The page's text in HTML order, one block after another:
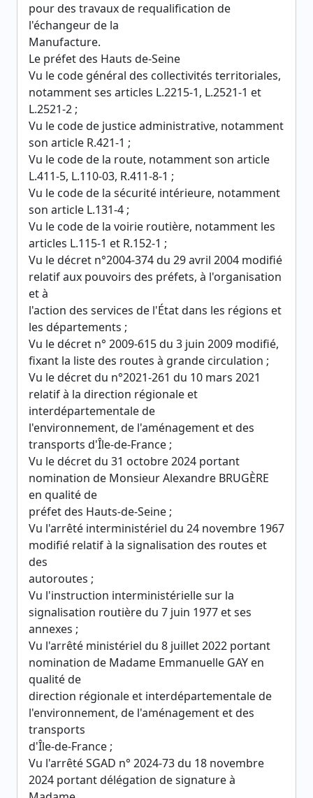
pour des travaux de requalification de
l'échangeur de la
Manufacture.
Le préfet des Hauts de-Seine
Vu le code général des collectivités territoriales,
notamment ses articles L.2215-1, L.2521-1 et
L.2521-2 ;
Vu le code de justice administrative, notamment
son article R.421-1 ;
Vu le code de la route, notamment son article
L.411-5, L.110-03, R.411-8-1 ;
Vu le code de la sécurité intérieure, notamment
son article L.131-4 ;
Vu le code de la voirie routière, notamment les
articles L.115-1 et R.152-1 ;
Vu le décret n°2004-374 du 29 avril 2004 modifié
relatif aux pouvoirs des préfets, à l'organisation
et à
l'action des services de l'État dans les régions et
les départements ;
Vu le décret n° 2009-615 du 3 juin 2009 modifié,
fixant la liste des routes à grande circulation ;
Vu le décret du n°2021-261 du 10 mars 2021
relatif à la direction régionale et
interdépartementale de
l'environnement, de l'aménagement et des
transports d'Île-de-France ;
Vu le décret du 31 octobre 2024 portant
nomination de Monsieur Alexandre BRUGÈRE
en qualité de
préfet des Hauts-de-Seine ;
Vu l'arrêté interministériel du 24 novembre 1967
modifié relatif à la signalisation des routes et
des
autoroutes ;
Vu l'instruction interministérielle sur la
signalisation routière du 7 juin 1977 et ses
annexes ;
Vu l'arrêté ministériel du 8 juillet 2022 portant
nomination de Madame Emmanuelle GAY en
qualité de
direction régionale et interdépartementale de
l'environnement, de l'aménagement et des
transports
d'Île-de-France ;
Vu l'arrêté SGAD n° 2024-73 du 18 novembre
2024 portant délégation de signature à